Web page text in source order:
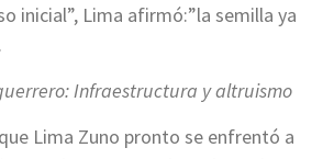
inicial”, Lima afirmó:”la semilla ya
Infraestructura y altruismo
Lima Zuno pronto se enfrentó a